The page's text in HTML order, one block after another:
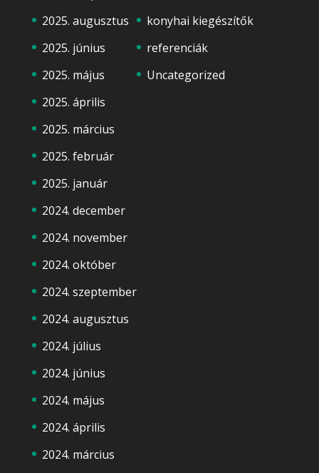
2025. augusztus
2025. június
2025. május
2025. április
2025. március
2025. február
2025. január
2024. december
2024. november
2024. október
2024. szeptember
2024. augusztus
2024. július
2024. június
2024. május
2024. április
2024. március
konyhai kiegészítők
referenciák
Uncategorized